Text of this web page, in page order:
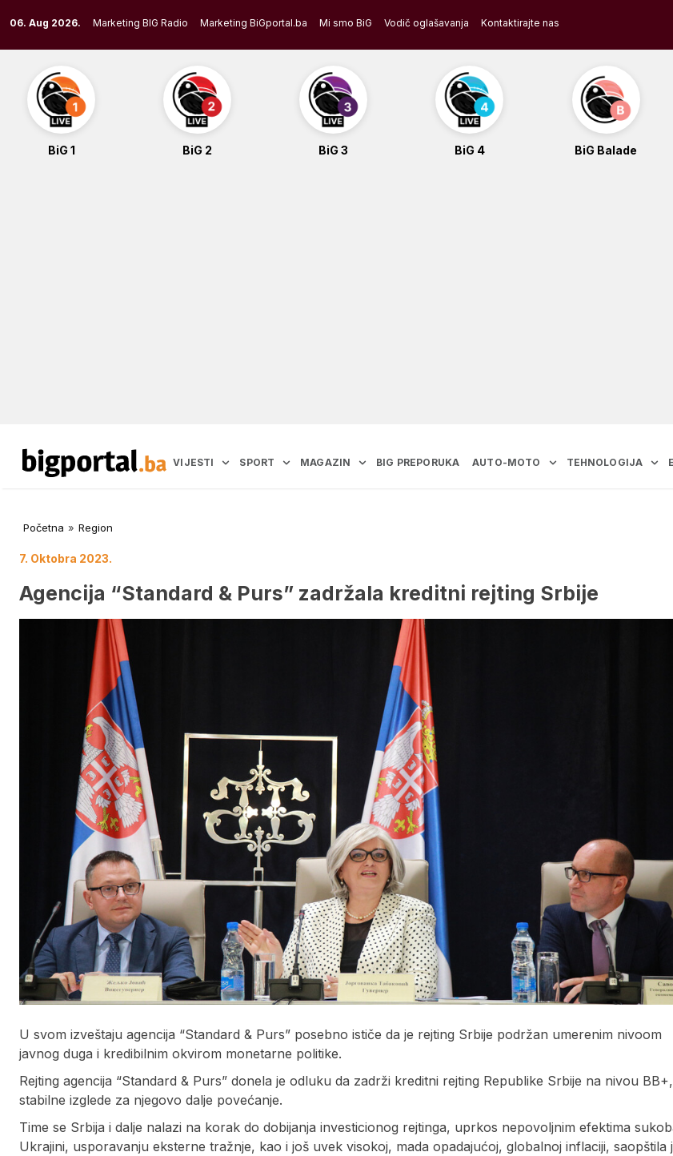
to
content
06. Aug 2026. Marketing BIG Radio Marketing BiGportal.ba Mi smo BiG Vodič oglašavanja Kontaktirajte nas
BiG 1 BiG 2 BiG 3 BiG 4 BiG Balade
VIJESTI SPORT MAGAZIN BIG PREPORUKA AUTO-MOTO TEHNOLOGIJA
Početna » Region
7. Oktobra 2023.
Agencija “Standard & Purs” zadržala kreditni rejting Srbije
U svom izveštaju agencija “Standard & Purs” posebno ističe da je rejting Srbije podržan umerenim nivoom
javnog duga i kredibilnim okvirom monetarne politike.
Rejting agencija “Standard & Purs” donela je odluku da zadrži kreditni rejting Republike Srbije na nivou
stabilne izglede za njegovo dalje povećanje.
Time se Srbija i dalje nalazi na korak do dobijanja investicionog rejtinga, uprkos nepovoljnim efektima
Ukrajini, usporavanju eksterne tražnje, kao i još uvek visokoj, mada opadajućoj, globalnoj inflaciji, saopštila